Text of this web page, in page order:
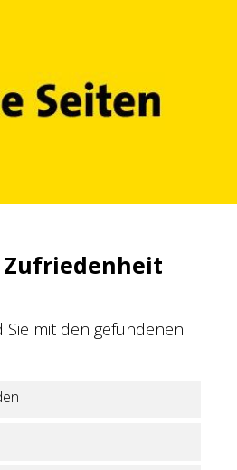
Sie mit den gefundenen